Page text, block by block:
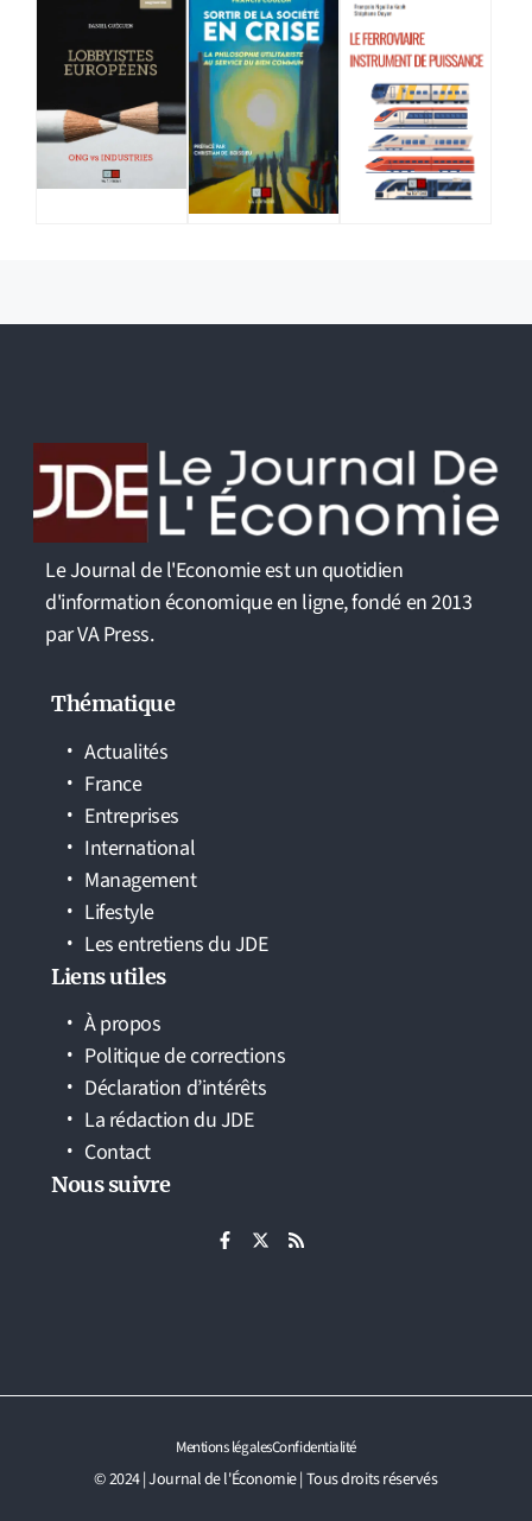
Le Journal de l'Economie est un quotidien
d'information économique en ligne, fondé en 2013
par VA Press.
Thématique
Actualités
France
Entreprises
International
Management
Lifestyle
Les entretiens du JDE
Liens utiles
À propos
Politique de corrections
Déclaration d’intérêts
La rédaction du JDE
Contact
Nous suivre
© 2024 | Journal de l'Économie | Tous droits réservés
Mentions légalesConfidentialité